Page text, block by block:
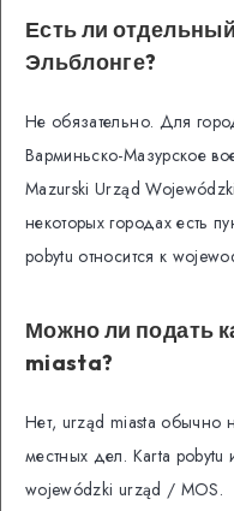
Есть ли
Эльблонге?
Не обязательно. Для
Варминьско-Мазурское
Mazurski Urząd
некоторых городах есть
pobytu относится к
Можно ли подать
miasta?
Нет, urząd miasta обычно
местных дел. Karta pobytu
wojewódzki urząd / MOS.